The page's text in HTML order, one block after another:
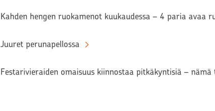
Kahden hengen ruokamenot kuukaudessa – 4 paria avaa
Juuret perunapellossa
Festarivieraiden omaisuus kiinnostaa pitkäkyntisiä –